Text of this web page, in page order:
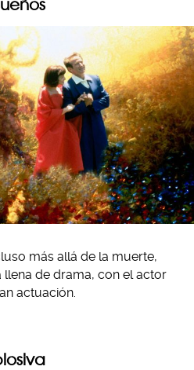
más allá de la muerte,
de drama, con el actor
actuación.